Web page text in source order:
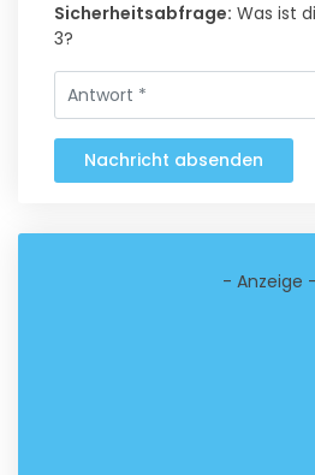
Sicherheitsabfrage: Was ist
3?
Nachricht absenden
- Anzeige -